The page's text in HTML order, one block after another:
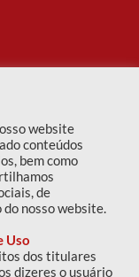
website
conteúdos
bem como
de
do nosso website.
Uso
dos titulares
dizeres o usuário